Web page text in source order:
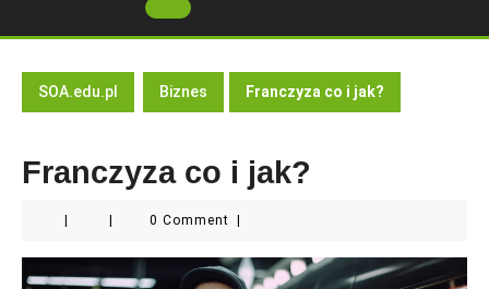
Open
Button
SOA.edu.pl Biznes Franczyza co i jak?
Franczyza co i jak?
0 Comment